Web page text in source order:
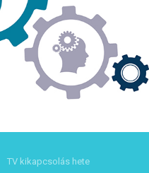
TV kikapcsolás hete